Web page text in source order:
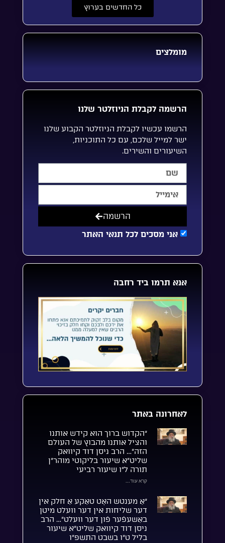
כל החדשים בערוץ
מומלצים
הרשמה לקבלת הניוזלטר שלנו
הרשמו עכשיו לקבלת הניוזלטר הקבוע שלנו
ישר למייל שלכם, עם כל התוכניות,
השיעורים והשירים.
אני מסכים לכל תנאי האתר
הרשמה
אנא תרמו ביד רחבה
לאחרונה באתר
“הקדוש ברוך הוא קידש אותנו
והציל אותנו מהבוץ של העולם
הזה”… הרב ניסן דוד קיוואק
שליט”א שיעור בליקוטי מוהר”ן
תורה ל”ו שיעור רביעי
קרא עוד...
“אַ מענטש האָט טאַקע אַ חלק אין
דער שליחות אין דער וועלט מיטן
באַשעפֿער פֿון דער וועלט”… הרב
ניסן דוד קיוואק שליט”א שיעור
בליל ט”ו בשבט התשפ”ו